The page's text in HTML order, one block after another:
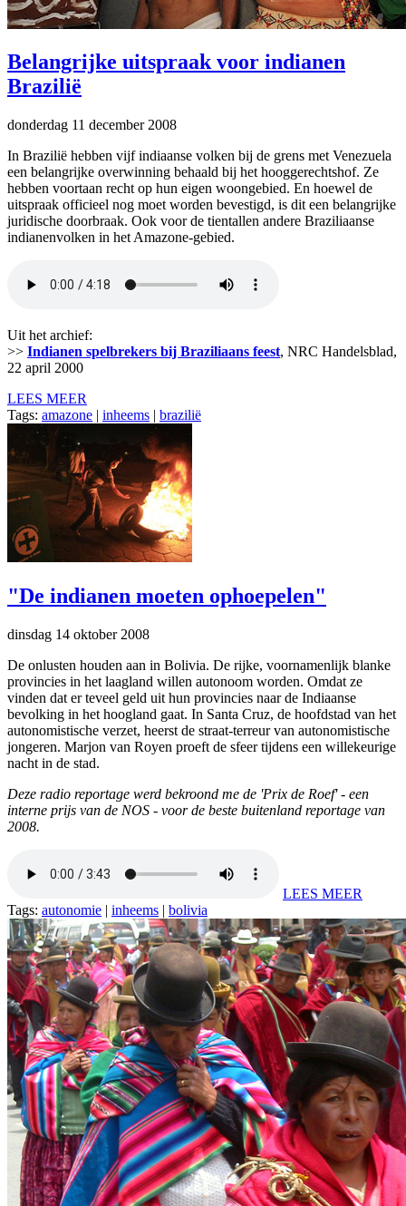
Belangrijke uitspraak voor indianen
Brazilië
donderdag 11 december 2008
In Brazilië hebben vijf indiaanse volken bij de grens met Venezuela
een belangrijke overwinning behaald bij het hooggerechtshof. Ze
hebben voortaan recht op hun eigen woongebied. En hoewel de
uitspraak officieel nog moet worden bevestigd, is dit een belangrijke
juridische doorbraak. Ook voor de tientallen andere Braziliaanse
indianenvolken in het Amazone-gebied.
Uit het archief:
>> Indianen spelbrekers bij Braziliaans feest, NRC Handelsblad,
22 april 2000
LEES MEER
Tags: amazone | inheems | brazilië
"De indianen moeten ophoepelen"
dinsdag 14 oktober 2008
De onlusten houden aan in Bolivia. De rijke, voornamenlijk blanke
provincies in het laagland willen autonoom worden. Omdat ze
vinden dat er teveel geld uit hun provincies naar de Indiaanse
bevolking in het hoogland gaat. In Santa Cruz, de hoofdstad van het
autonomistische verzet, heerst de straat-terreur van autonomistische
jongeren. Marjon van Royen proeft de sfeer tijdens een willekeurige
nacht in de stad.
Deze radio reportage werd bekroond me de 'Prix de Roef' - een
interne prijs van de NOS - voor de beste buitenland reportage van
2008.
LEES MEER
Tags: autonomie | inheems | bolivia